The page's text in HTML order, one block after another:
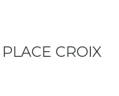
CROIX